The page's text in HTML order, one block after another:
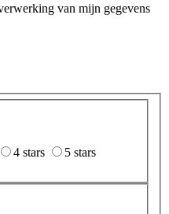
van mijn gegevens
4 stars
5 stars